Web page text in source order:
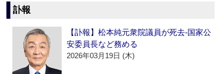
訃報
【訃報】松本純元衆院議員が死去‐国家公
安委員長など務める
2026年03月19日 (木)